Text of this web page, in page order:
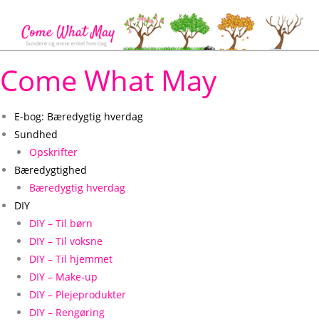
indholdet
Come What May
E-bog: Bæredygtig hverdag
Sundhed
Opskrifter
Bæredygtighed
Bæredygtig hverdag
DIY
DIY – Til børn
DIY – Til voksne
DIY – Til hjemmet
DIY – Make-up
DIY – Plejeprodukter
DIY – Rengøring